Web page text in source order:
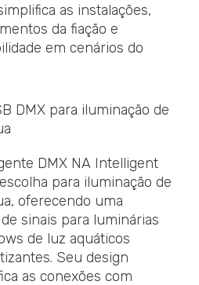
as instalações,
da fiação e
em cenários do
DMX para iluminação de
DMX NA Intelligent
para iluminação de
oferecendo uma
sinais para luminárias
de luz aquáticos
Seu design
as conexões com